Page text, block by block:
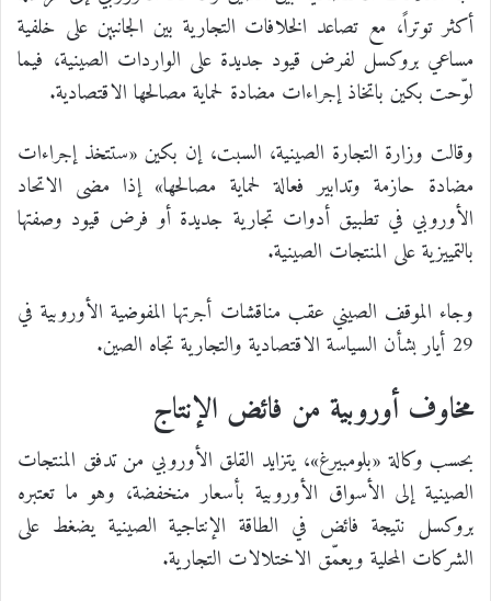
أكثر توتراً، مع تصاعد الخلافات التجارية بين الجانبين على خلفية
مساعي بروكسل لفرض قيود جديدة على الواردات الصينية، فيما
لوّحت بكين باتخاذ إجراءات مضادة لحماية مصالحها الاقتصادية.
وقالت وزارة التجارة الصينية، السبت، إن بكين «ستتخذ إجراءات
مضادة حازمة وتدابير فعالة لحماية مصالحها» إذا مضى الاتحاد
الأوروبي في تطبيق أدوات تجارية جديدة أو فرض قيود وصفتها
بالتمييزية على المنتجات الصينية.
وجاء الموقف الصيني عقب مناقشات أجرتها المفوضية الأوروبية في
29 أيار بشأن السياسة الاقتصادية والتجارية تجاه الصين.
مخاوف أوروبية من فائض الإنتاج
بحسب وكالة «بلومبيرغ»، يتزايد القلق الأوروبي من تدفق المنتجات
الصينية إلى الأسواق الأوروبية بأسعار منخفضة، وهو ما تعتبره
بروكسل نتيجة فائض في الطاقة الإنتاجية الصينية يضغط على
الشركات المحلية ويعمّق الاختلالات التجارية.